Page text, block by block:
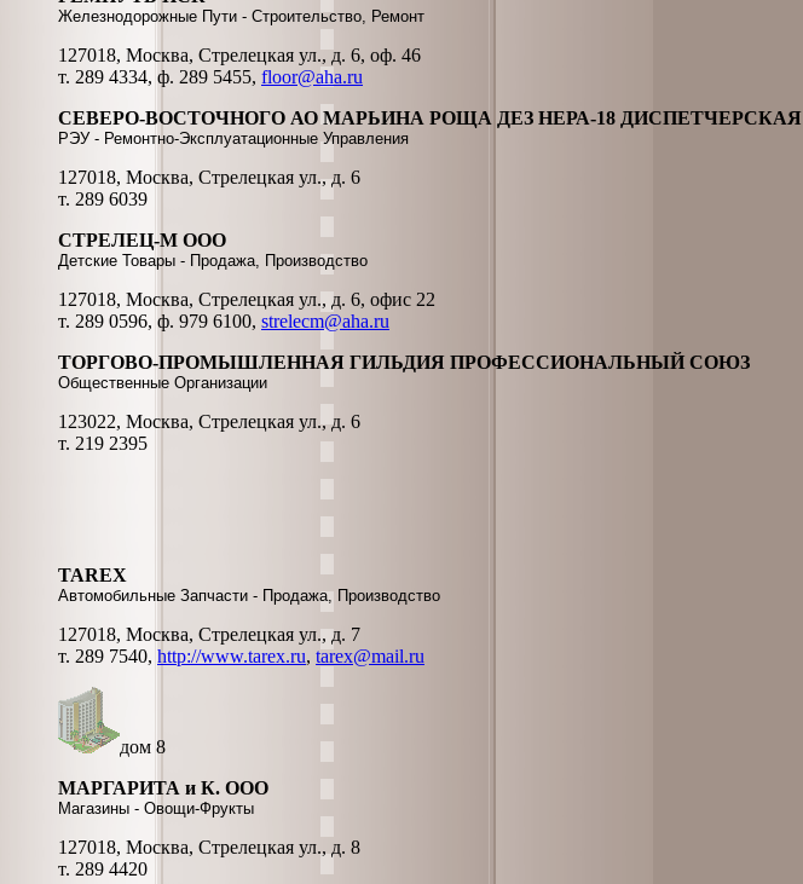
Железнодорожные Пути - Строительство, Ремонт
127018, Москва, Стрелецкая ул., д. 6, оф. 46
т. 289 4334, ф. 289 5455, floor@aha.ru
СЕВЕРО-ВОСТОЧНОГО АО МАРЬИНА РОЩА ДЕЗ НЕРА-18 ДИСПЕТЧЕРСКАЯ
РЭУ - Ремонтно-Эксплуатационные Управления
127018, Москва, Стрелецкая ул., д. 6
т. 289 6039
СТРЕЛЕЦ-М ООО
Детские Товары - Продажа, Производство
127018, Москва, Стрелецкая ул., д. 6, офис 22
т. 289 0596, ф. 979 6100, strelecm@aha.ru
ТОРГОВО-ПРОМЫШЛЕННАЯ ГИЛЬДИЯ ПРОФЕССИОНАЛЬНЫЙ СОЮЗ
Общественные Организации
123022, Москва, Стрелецкая ул., д. 6
т. 219 2395
TAREX
Автомобильные Запчасти - Продажа, Производство
127018, Москва, Стрелецкая ул., д. 7
т. 289 7540, http://www.tarex.ru, tarex@mail.ru
дом 8
МАРГАРИТА и К. ООО
Магазины - Овощи-Фрукты
127018, Москва, Стрелецкая ул., д. 8
т. 289 4420